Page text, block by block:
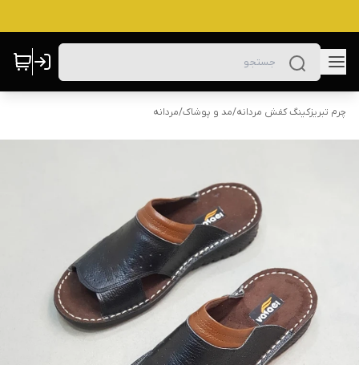
چرم تبریزکینگ کفش مردانه/مد و پوشاک/مردانه